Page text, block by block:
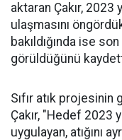
aktaran Çakır, 2023
ulaşmasını
bakıldığında ise
görüldüğünü
Sıfır atık projesinin
Çakır, "Hedef 2023
uygulayan, atığını